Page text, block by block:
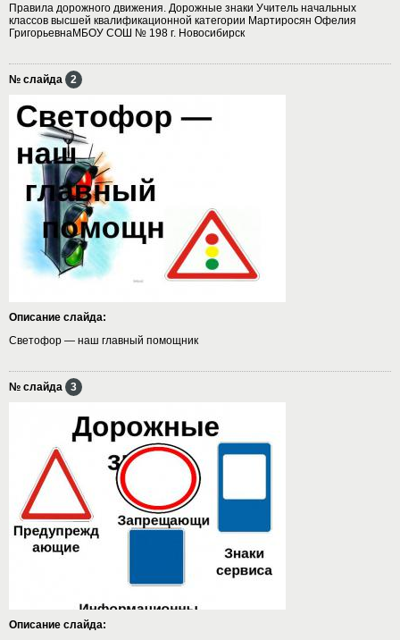
Правила дорожного движения. Дорожные знаки Учитель начальных
классов высшей квалификационной категории Мартиросян Офелия
ГригорьевнаМБОУ СОШ № 198 г. Новосибирск
№ слайда 2
Описание слайда:
Светофор — наш главный помощник
№ слайда 3
Описание слайда: